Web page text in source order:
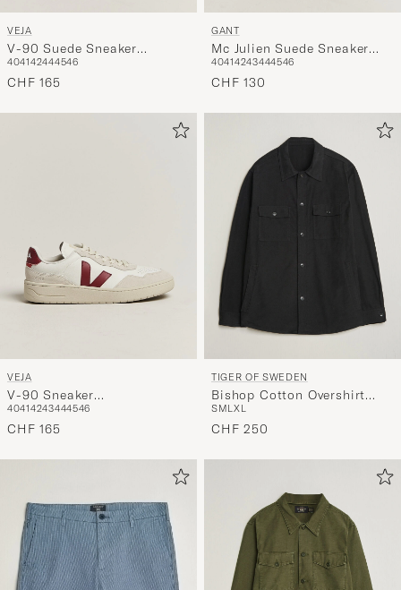
VEJA
V-90 Suede Sneaker
Taupe/Eagle
404142444546
CHF 165
GANT
Mc Julien Suede Sneaker
Dark Blue
40414243444546
CHF 130
VEJA
V-90 Sneaker
White/Marsala Natural
40414243444546
CHF 165
TIGER OF SWEDEN
Bishop Cotton Overshirt
Black
SMLXL
CHF 250